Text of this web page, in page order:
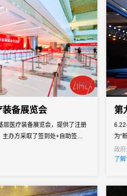
备展览会
层医疗装备展览会，提供了注册
办方采取了签到处+自助签到机
第
为“
的
31
政
了